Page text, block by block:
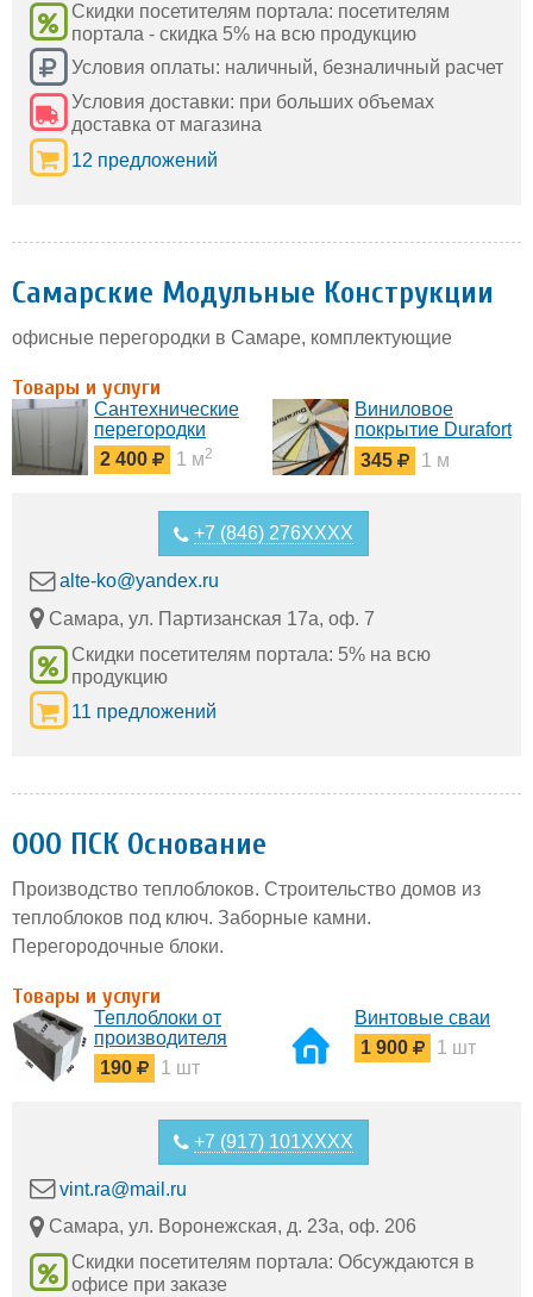
Скидки посетителям портала: посетителям
портала - скидка 5% на всю продукцию
Условия оплаты: наличный, безналичный расчет
Условия доставки: при больших объемах
доставка от магазина
12 предложений
Самарские Модульные Конструкции
офисные перегородки в Самаре, комплектующие
Товары и услуги
Сантехнические
перегородки
2 400
1 м2
Виниловое
покрытие Durafort
(Дюрафорт)
345 1 м
+7 (846) 276XXXX
alte-ko@yandex.ru
Самара, ул. Партизанская 17а, оф. 7
Скидки посетителям портала: 5% на всю
продукцию
11 предложений
ООО ПСК Основание
Производство теплоблоков. Строительство домов из
теплоблоков под ключ. Заборные камни.
Перегородочные блоки.
Товары и услуги
Теплоблоки от
производителя
190
1 шт
Винтовые сваи
1 900
1 шт
+7 (917) 101XXXX
vint.ra@mail.ru
Самара, ул. Воронежская, д. 23а, оф. 206
Скидки посетителям портала: Обсуждаются в
офисе при заказе